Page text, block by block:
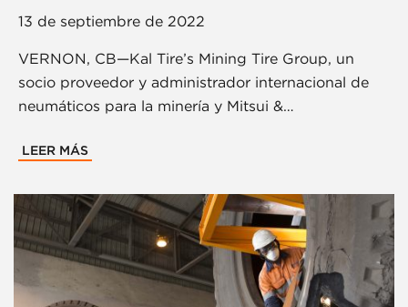
13 de septiembre de 2022
VERNON, CB—Kal Tire’s Mining Tire Group, un
socio proveedor y administrador internacional de
neumáticos para la minería y Mitsui &…
LEER MÁS